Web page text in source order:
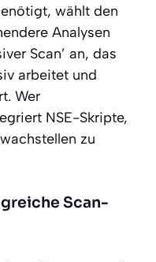
wählt den
Analysen
Scan’ an, das
arbeitet und
Wer
NSE-Skripte,
zu
Scan-